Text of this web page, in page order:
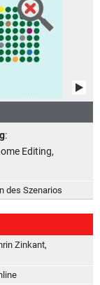
:
Editing,
des Szenarios
Zinkant,